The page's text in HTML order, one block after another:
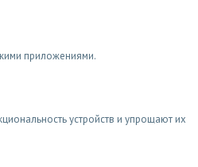
приложениями.
устройств и упрощают их